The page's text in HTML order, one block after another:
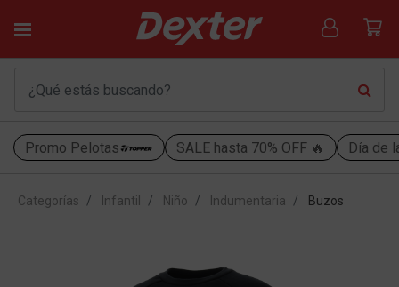
Promo Pelotas SALE hasta 70% OFF 🔥 Día de
Categorías Infantil Niño Indumentaria Buzos